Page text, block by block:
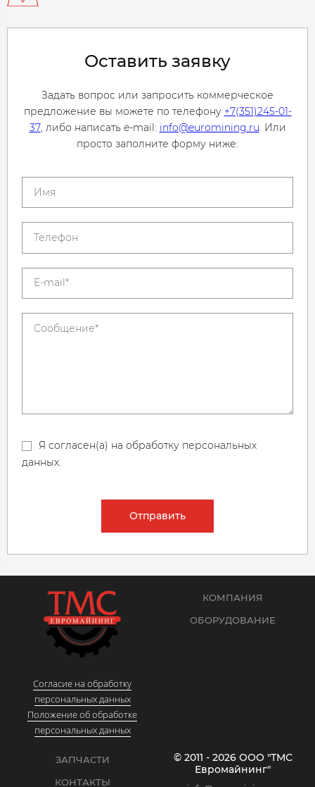
Оставить заявку
Задать вопрос или запросить коммерческое
предложение вы можете по телефону +7(351)245-01-
37, либо написать e-mail: info@euromining.ru. Или
просто заполните форму ниже:
Я согласен(а) на обработку персональных
данных.
Отправить
Согласие на обработку
персональных данных
Положение об обработке
персональных данных
КОМПАНИЯ
ОБОРУДОВАНИЕ
ЗАПЧАСТИ
КОНТАКТЫ
© 2011 - 2026 ООО "ТМС
Евромайнинг"